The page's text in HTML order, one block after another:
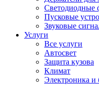
Светодиодные
Пусковые
Звуковые
Услуги
Все услуги
Автосвет
Защита кузова
Климат
Электроника и